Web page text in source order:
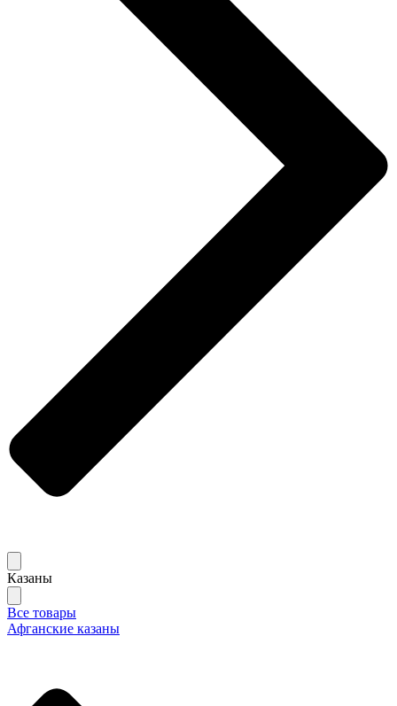
Казаны
Все товары
Афганские казаны